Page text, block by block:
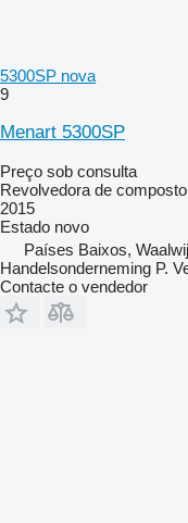
5300SP nova
9
Menart 5300SP
Preço sob consulta
Revolvedora de composto
2015
Estado novo
Países Baixos,
Handelsonderneming P.
Contacte o vendedor